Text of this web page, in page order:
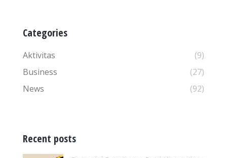
Categories
Aktivitas
(9)
Business
(27)
News
(92)
Recent posts